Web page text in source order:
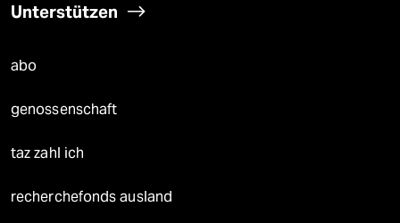
Unterstützen
abo
genossenschaft
taz zahl ich
recherchefonds ausland